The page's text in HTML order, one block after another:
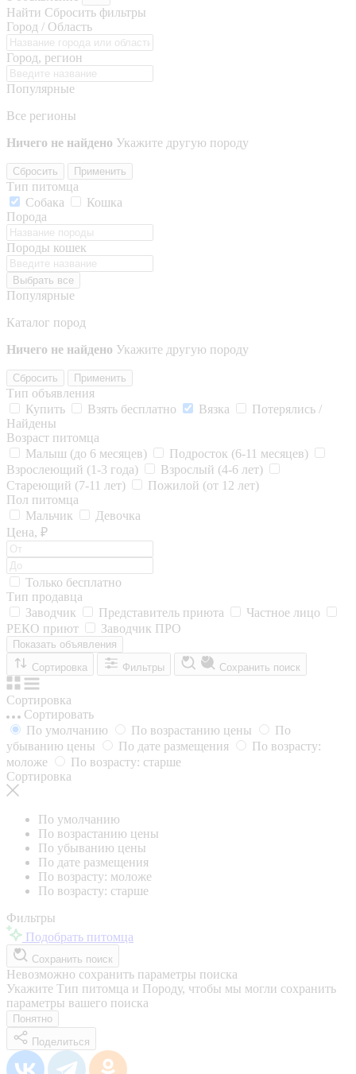
Найти Сбросить фильтры
Город / Область
Город, регион
Популярные
Все регионы
Ничего не найдено Укажите другую породу
Сбросить Применить
Тип питомца
Собака
Кошка
Порода
Породы кошек
Выбрать все
Популярные
Каталог пород
Ничего не найдено Укажите другую породу
Сбросить Применить
Тип объявления
Купить
Взять бесплатно Вязка
Потерялись /
Найдены
Возраст питомца
Малыш (до 6 месяцев)
Подросток (6-11 месяцев)
Взрослеющий (1-3 года)
Взрослый (4-6 лет)
Стареющий (7-11 лет)
Пожилой (от 12 лет)
Пол питомца
Мальчик
Девочка
Цена, ₽
Только бесплатно
Тип продавца
Заводчик
Представитель приюта
Частное лицо
РЕКО приют
Заводчик ПРО
Показать объявления
Сортировка
Фильтры Сохранить поиск
Сортировка
Сортировать
По умолчанию
По возрастанию цены
По
убыванию цены
По дате размещения
По возрасту:
моложе
По возрасту: старше
Сортировка
По умолчанию
По возрастанию цены
По убыванию цены
По дате размещения
По возрасту: моложе
По возрасту: старше
Фильтры
Подобрать питомца
Сохранить поиск
Невозможно сохранить параметры поиска
Укажите Тип питомца и Породу, чтобы мы могли сохранить
параметры вашего поиска
Понятно
Поделиться